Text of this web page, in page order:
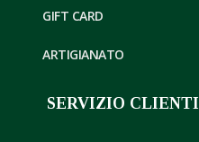
GIFT CARD
ARTIGIANATO
SERVIZIO CLIENTI